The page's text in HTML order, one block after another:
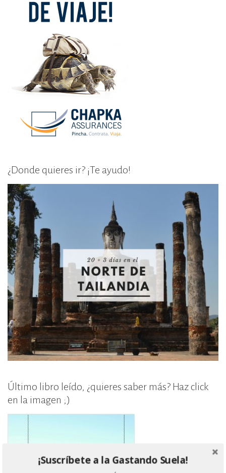
¿Donde quieres ir? ¡Te ayudo!
Último libro leído, ¿quieres saber más? Haz click
en la imagen ;)
¡Suscríbete a la Gastando Suela!